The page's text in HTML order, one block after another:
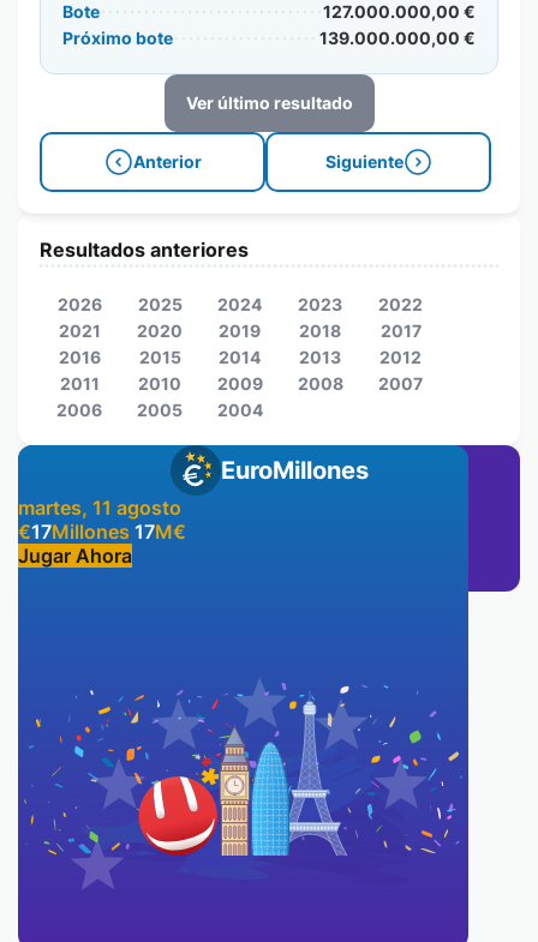
Bote
127.000.000,00 €
Próximo bote
139.000.000,00 €
Ver último resultado
Anterior Siguiente
EuroMillones
martes, 11 agosto
€17Millones 17M€
Jugar Ahora
Resultados anteriores
2026 2025 2024 2023
2022
2021
2020 2019 2018
2017
2016
2015 2014 2013
2012
2011
2010 2009 2008
2007
2006
2005 2004